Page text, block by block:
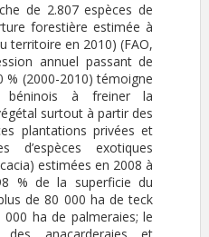
de 2.807 espèces de
forestière estimée à
territoire en 2010) (FAO,
annuel passant de
% (2000-2010) témoigne
béninois à freiner la
surtout à partir des
plantations privées et
d’espèces exotiques
estimées en 2008 à
% de la superficie du
de 80 000 ha de teck
ha de palmeraies; le